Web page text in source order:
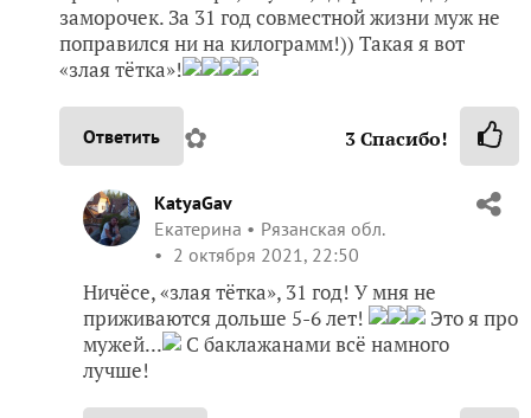
заморочек. За 31 год совместной жизни муж не
поправился ни на килограмм!)) Такая я вот
«злая тётка»!
Ответить ✿ 3Спасибо!
KatyaGav
Екатерина
Рязанская обл.
2 октября 2021, 22:50
Ничёсе, «злая тётка», 31 год! У мня не
приживаются дольше 5-6 лет!
Это я про
мужей...
С баклажанами всё намного
лучше!